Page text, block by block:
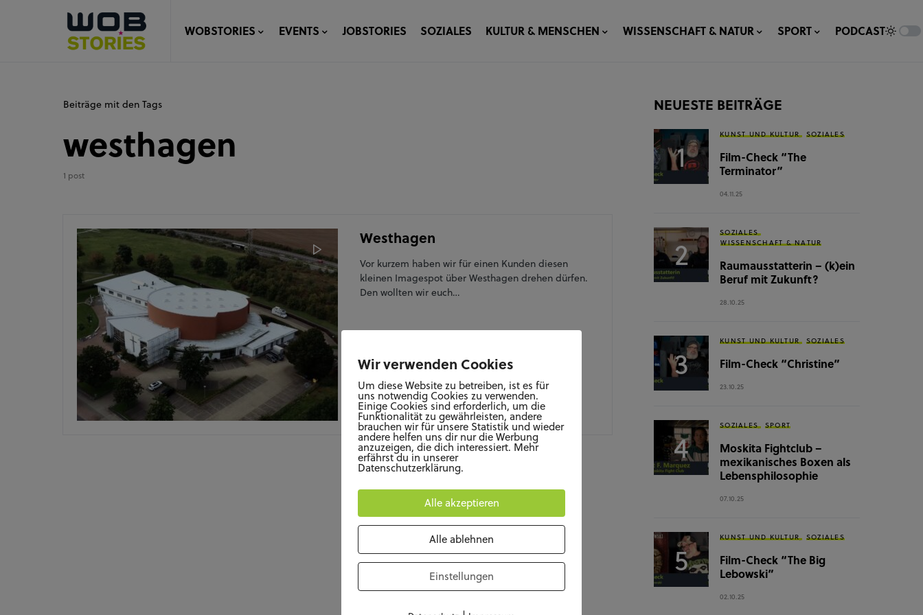
WOBSTORIES EVENTS JOBSTORIES SOZIALES KULTUR & MENSCHEN WISSENSCHAFT & NATUR SPORT PODCAST
Beiträge mit den Tags
westhagen
1 post
Westhagen
Vor kurzem haben wir für einen Kunden diesen
kleinen Imagespot über Westhagen drehen dürfen.
Den wollten wir euch…
DEZEMBER 2, 2021
NEUESTE BEITRÄGE
KUNST UND KULTUR SOZIALES
Film-Check “The
Terminator”
04.11.25
SOZIALES
WISSENSCHAFT & NATUR
Raumausstatterin – (k)ein
Beruf mit Zukunft?
28.10.25
KUNST UND KULTUR SOZIALES
Film-Check “Christine”
23.10.25
SOZIALES SPORT
Moskita Fightclub –
mexikanisches Boxen als
Lebensphilosophie
07.10.25
KUNST UND KULTUR SOZIALES
Film-Check “The Big
Lebowski”
02.10.25
Wir verwenden Cookies
Um diese Website zu betreiben, ist es für
uns notwendig Cookies zu verwenden.
Einige Cookies sind erforderlich, um die
Funktionalität zu gewährleisten, andere
brauchen wir für unsere Statistik und wieder
andere helfen uns dir nur die Werbung
anzuzeigen, die dich interessiert. Mehr
erfährst du in unserer
Datenschutzerklärung.
Alle akzeptieren
Alle ablehnen
Einstellungen